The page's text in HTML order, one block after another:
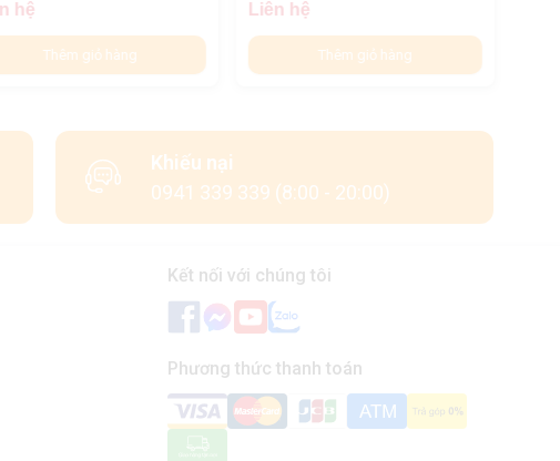
hệ
Thêm giỏ hàng
Liên hệ
Thêm giỏ hàng
Khiếu nại
0941 339 339 (8:00 - 20:00)
Kết nối với chúng tôi
Phương thức thanh toán